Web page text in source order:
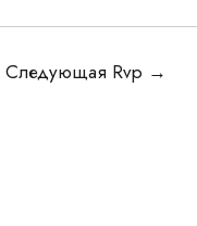
Следующая Rvp →